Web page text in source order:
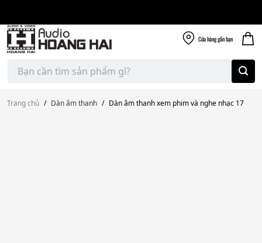
content
Cửa hànggần bạn
Tìm
kiếm:
Trang chủ / Dàn âm thanh / Dàn âm thanh xem phim và nghe nhạc 17